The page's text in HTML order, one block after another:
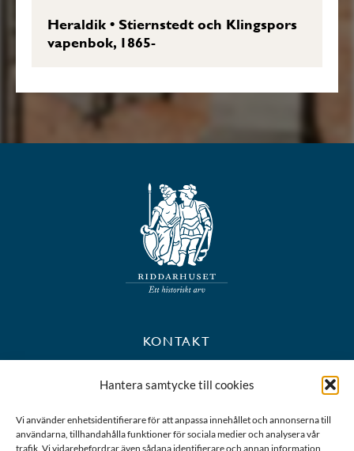
Hantera samtycke till cookies
Vi använder enhetsidentifierare för att anpassa innehållet och annonserna till
användarna, tillhandahålla funktioner för sociala medier och analysera vår
trafik. Vi vidarebefordrar även sådana identifierare och annan information
Heraldik•Stiernstedt och Klingspors
vapenbok, 1865-
KONTAKT